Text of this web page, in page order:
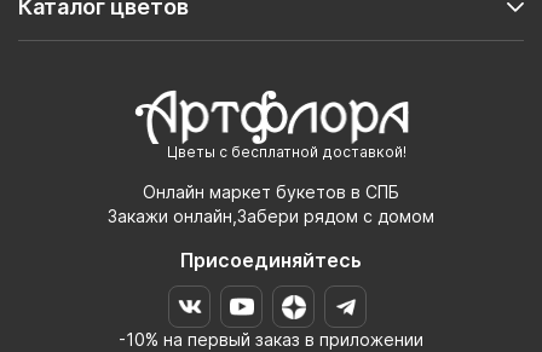
Цветы с бесплатной доставкой!
Онлайн маркет букетов в СПБ
Закажи онлайн,Забери рядом с домом
Присоединяйтесь
-10% на первый заказ в приложении
Каталог цветов